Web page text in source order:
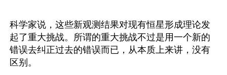
科学家说，这些新观测结果对现有恒星形成理论发
起了重大挑战。所谓的重大挑战不过是用一个新的
错误去纠正过去的错误而已，从本质上来讲，没有
区别。